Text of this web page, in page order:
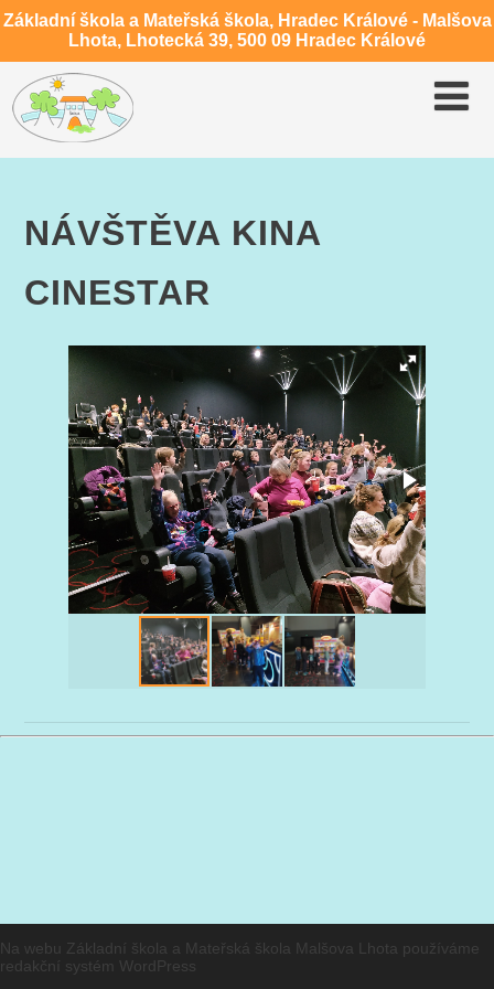
Základní škola a Mateřská škola, Hradec Králové - Malšova
Lhota, Lhotecká 39, 500 09 Hradec Králové
NÁVŠTĚVA KINA
CINESTAR
Na webu Základní škola a Mateřská škola Malšova Lhota používáme
redakční systém WordPress